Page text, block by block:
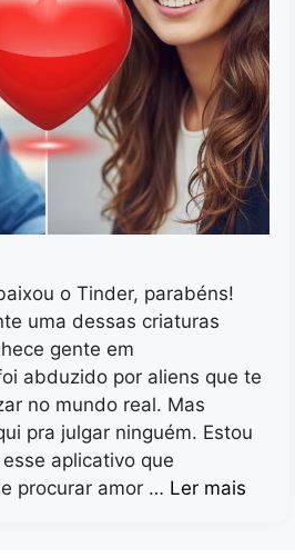
o Tinder, parabéns!
uma dessas criaturas
gente em
abduzido por aliens que te
no mundo real. Mas
pra julgar ninguém. Estou
aplicativo que
procurar amor … Ler mais